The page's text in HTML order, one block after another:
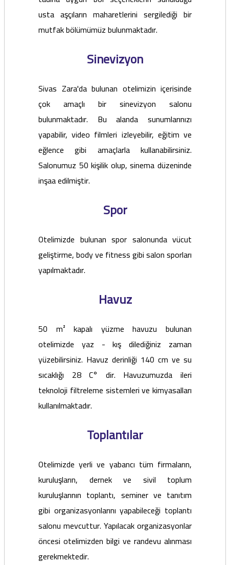
usta aşçıların maharetlerini sergilediği bir
mutfak bölümümüz bulunmaktadır.
Sinevizyon
Sivas Zara'da bulunan otelimizin içerisinde
çok amaçlı bir sinevizyon salonu
bulunmaktadır. Bu alanda sunumlarınızı
yapabilir, video filmleri izleyebilir, eğitim ve
eğlence gibi amaçlarla kullanabilirsiniz.
Salonumuz 50 kişilik olup, sinema düzeninde
inşaa edilmiştir.
Spor
Otelimizde bulunan spor salonunda vücut
geliştirme, body ve fitness gibi salon sporları
yapılmaktadır.
Havuz
50 m² kapalı yüzme havuzu bulunan
otelimizde yaz - kış dilediğiniz zaman
yüzebilirsiniz. Havuz derinliği 140 cm ve su
sıcaklığı 28 C° dir. Havuzumuzda ileri
teknoloji filtreleme sistemleri ve kimyasalları
kullanılmaktadır.
Toplantılar
Otelimizde yerli ve yabancı tüm firmaların,
kuruluşların, dernek ve sivil toplum
kuruluşlarının toplantı, seminer ve tanıtım
gibi organizasyonlarını yapabileceği toplantı
salonu mevcuttur. Yapılacak organizasyonlar
öncesi otelimizden bilgi ve randevu alınması
gerekmektedir.